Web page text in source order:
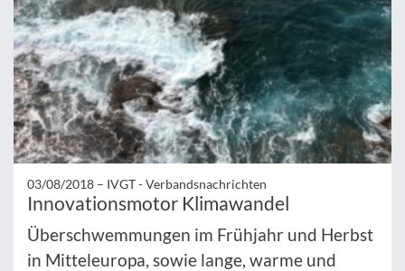
03/08/2018 – IVGT - Verbandsnachrichten
Innovationsmotor Klimawandel
Überschwemmungen im Frühjahr und Herbst
in Mitteleuropa, sowie lange, warme und